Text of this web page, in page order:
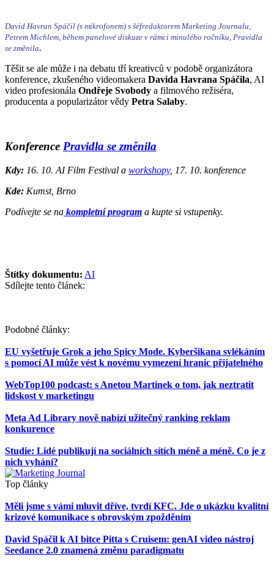
David Havran Spáčil (s mikrofonem) s šéfredaktorem Marketing Journalu,
Petrem Michlem, během panelové diskuze v rámci minulého ročníku, Pravidla
se změnila.
Těšit se ale může i na debatu tří kreativců v podobě organizátora
konference, zkušeného videomakera Davida Havrana Spáčila, AI
video profesionála Ondřeje Svobody a filmového režiséra,
producenta a popularizátor vědy Petra Salaby.
Konference Pravidla se změnila
Kdy: 16. 10. AI Film Festival a workshopy, 17. 10. konference
Kde: Kumst, Brno
Podívejte se na kompletní program a kupte si vstupenky.
Štítky dokumentu: AI
Sdílejte tento článek:
Podobné články:
EU vyšetřuje Grok a jeho Spicy Mode. Kyberšikana svlékáním
s pomocí AI může vést k novému vymezení hranic přijatelného
WebTop100 podcast: s Anetou Martinek o tom, jak neztratit
lidskost v marketingu
Meta Ad Library nově nabízí užitečný ranking reklam
konkurence
Studie: Lidé publikují na sociálních sítích méně a méně. Co je z
nich vyhání?
Top články
Měli jsme s vámi mluvit dříve, tvrdí KFC. Jde o ukázku kvalitní
krizové komunikace s obrovským zpožděním
David Spáčil k AI bitce Pitta s Cruisem: genAI video nástroj
Seedance 2.0 znamená změnu paradigmatu